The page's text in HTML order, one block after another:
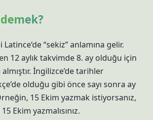
“sekiz” anlamına gelir.
12 aylık takvimde 8. ay olduğu için
almıştır. İngilizce’de tarihler
olduğu gibi önce sayı sonra ay
15 Ekim yazmak istiyorsanız,
Ekim yazmalısınız.